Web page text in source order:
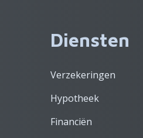
Diensten
Verzekeringen
Hypotheek
Financiën